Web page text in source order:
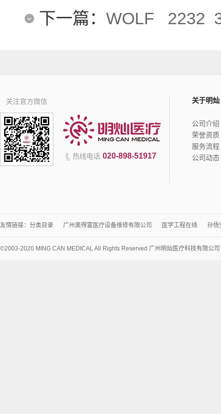
下一篇： WOLF 2232
关注官方微信
热线电话 020-898-51917
关于明灿
公司介绍
荣誉资质
服务流程
公司动态
友情链接： 分类目录 广州奥得富医疗设备维修有限公司 医学工程在线 孙悟
©2003-2020 MING CAN MEDICAL All Rights Reserved 广州明灿医疗科技有限公司